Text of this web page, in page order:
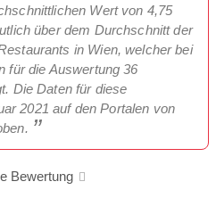
Wert von 4,75
über dem Durchschnitt der
in Wien, welcher bei
für die Auswertung 36
Die Daten für diese
2021 auf den Portalen von
Bewertung